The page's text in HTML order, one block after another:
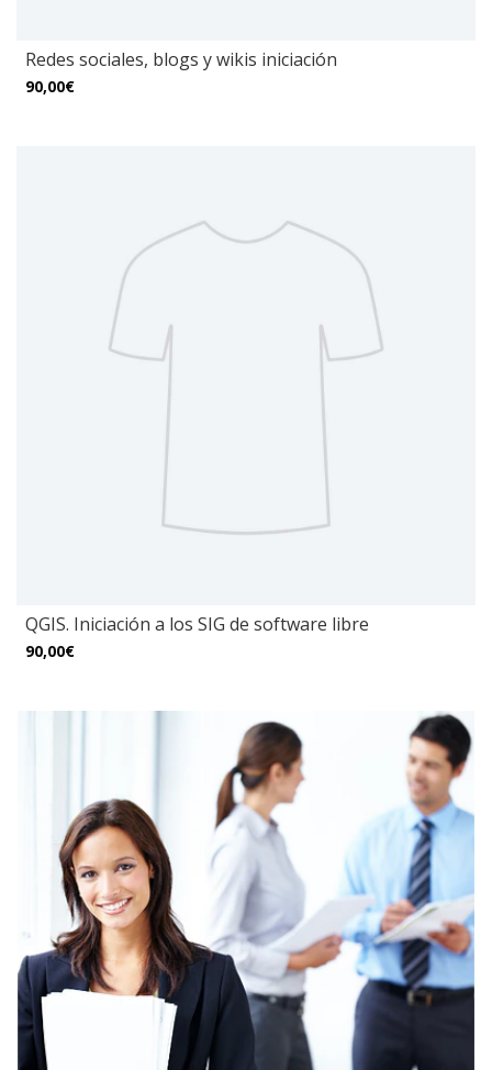
Redes sociales, blogs y wikis iniciación
90,00€
QGIS. Iniciación a los SIG de software libre
90,00€